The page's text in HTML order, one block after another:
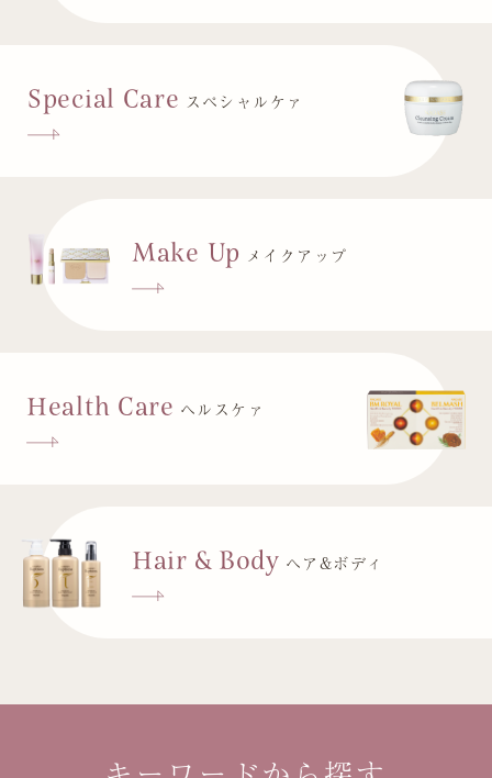
Special Care スペシャルケァ
Make Up メイクアップ
Health Care ヘルスケァ
Hair & Body ヘア&ボディ